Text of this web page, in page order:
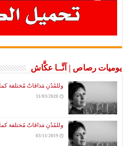
رصاص | آنَّــا عكَّاش
وللمُدُنِ مَذاقاتٌ مُختلفة كما فَاكِهة
31/03/2020
وللمُدُنِ مَذاقاتٌ مُختلفة كما فَاكِهة
03/11/2019